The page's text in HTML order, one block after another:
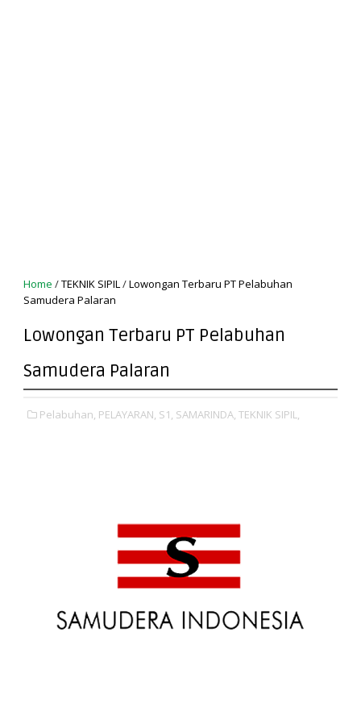
Home /TEKNIK SIPIL/Lowongan Terbaru PT Pelabuhan
Samudera Palaran
Lowongan Terbaru PT Pelabuhan
Samudera Palaran
Pelabuhan, PELAYARAN, S1, SAMARINDA, TEKNIK SIPIL,